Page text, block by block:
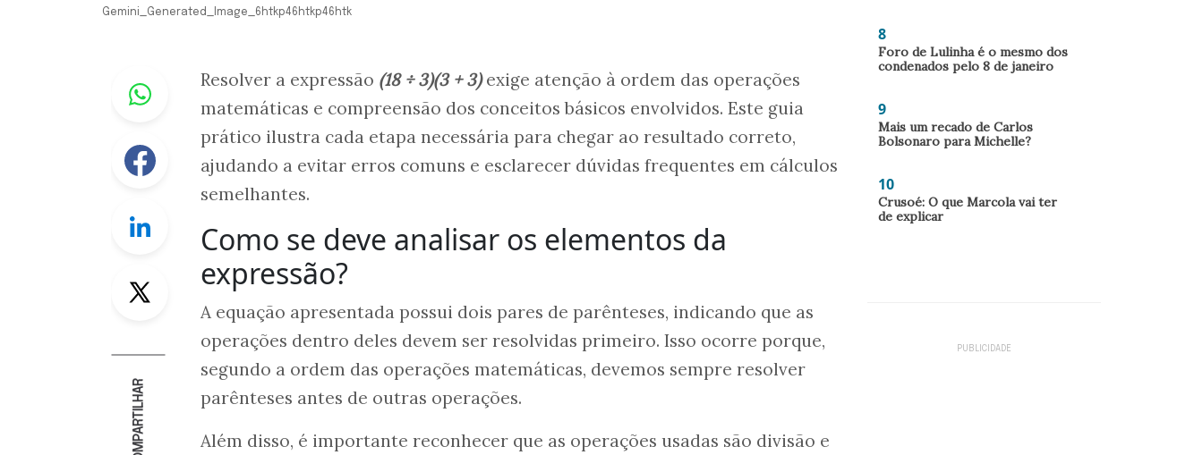
Gemini_Generated_Image_6htkp46htkp46htk
Whastapp
Facebook
Twitter
COMPARTILHAR
Resolver a expressão (18 ÷ 3)(3 + 3)exige atenção à ordem das operações
matemáticas e compreensão dos conceitos básicos envolvidos. Este guia
prático ilustra cada etapa necessária para chegar ao resultado correto,
ajudando a evitar erros comuns e esclarecer dúvidas frequentes em cálculos
semelhantes.
Como se deve analisar os elementos da
expressão?
A equação apresentada possui dois pares de parênteses, indicando que as
operações dentro deles devem ser resolvidas primeiro. Isso ocorre porque,
segundo a ordem das operações matemáticas, devemos sempre resolver
parênteses antes de outras operações.
Além disso, é importante reconhecer que as operações usadas são divisão e
8
Foro de Lulinha é o mesmo dos
condenados pelo 8 de janeiro
9
Mais um recado de Carlos
Bolsonaro para Michelle?
10
Crusoé: O que Marcola vai ter
de explicar